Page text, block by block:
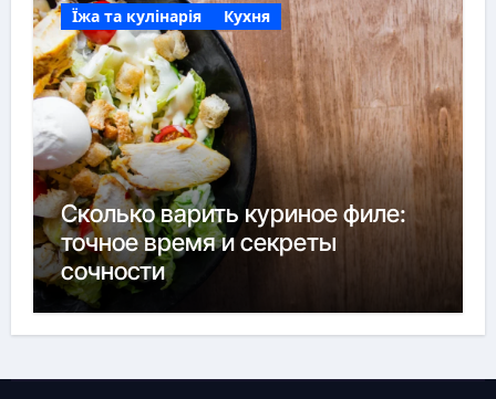
Їжа та кулінарія Кухня
Сколько варить куриное филе:
точное время и секреты
сочности